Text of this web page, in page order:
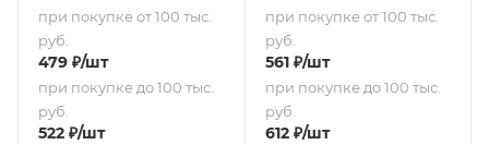
при покупке от 100 тыс.
руб.
479 ₽/шт
при покупке до 100 тыс.
руб.
522 ₽/шт
при покупке от 100 тыс.
руб.
561₽/шт
при покупке до 100 тыс.
руб.
612₽/шт